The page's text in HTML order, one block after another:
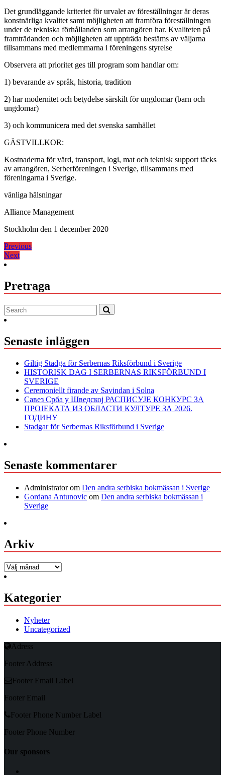
Det grundläggande kriteriet för urvalet av föreställningar är deras
konstnärliga kvalitet samt möjligheten att framföra föreställningen
under de tekniska förhållanden som arrangören har. Kvaliteten på
framträdanden och möjligheten att uppträda bestäms av väljarna
tillsammans med medlemmarna i föreningens styrelse
Observera att prioritet ges till program som handlar om:
1) bevarande av språk, historia, tradition
2) har modernitet och betydelse särskilt för ungdomar (barn och
ungdomar)
3) och kommunicera med det svenska samhället
GÄSTVILLKOR:
Kostnaderna för värd, transport, logi, mat och teknisk support täcks
av arrangören, Serberföreningen i Sverige, tillsammans med
föreningarna i Sverige.
vänliga hälsningar
Alliance Management
Stockholm den 1 december 2020
Inläggsnavigering
PreviousPrevious
NextNext
Pretraga
Senaste inläggen
Giltig Stadga för Serbernas Riksförbund i Sverige
HISTORISK DAG I SERBERNAS RIKSFÖRBUND I
SVERIGE
Ceremoniellt firande av Savindan i Solna
Савез Срба у Шведској РАСПИСУЈЕ КОНКУРС ЗА
ПРОЈЕКАТА ИЗ ОБЛАСТИ КУЛТУРЕ ЗА 2026.
ГОДИНУ
Stadgar för Serbernas Riksförbund i Sverige
Senaste kommentarer
Administratorom Den andra serbiska bokmässan i Sverige
Gordana Antunovic om Den andra serbiska bokmässan i
Sverige
Arkiv
Arkiv
Kategorier
Nyheter
Uncategorized
Adress
Footer Address
Footer Email Label
Footer Email
Footer Phone Number Label
Footer Phone Number
Our sponsors